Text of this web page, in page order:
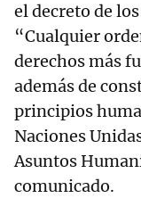
el decreto de
“Cualquier
derechos más
además de
principios
Naciones
Asuntos
comunicado.